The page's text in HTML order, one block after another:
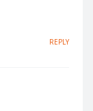
REPLY